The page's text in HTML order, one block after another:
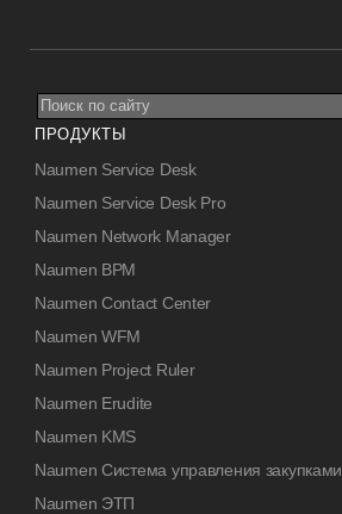
ПРОДУКТЫ
Naumen Service Desk
Naumen Service Desk Pro
Naumen Network Manager
Naumen BPM
Naumen Contact Center
Naumen WFM
Naumen Project Ruler
Naumen Erudite
Naumen KMS
Naumen Система управления закупками
Naumen ЭТП